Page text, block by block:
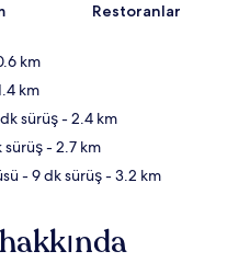
Restoranlar
km
km
sürüş- 2.4 km
sürüş- 2.7 km
- 9 dk sürüş- 3.2 km